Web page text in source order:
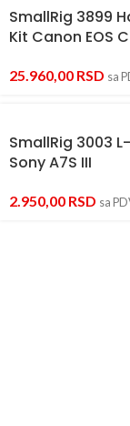
SmallRig 3899
Kit Canon EOS
25.960,00 RSD sa
SmallRig 3003
Sony A7S III
2.950,00 RSD sa